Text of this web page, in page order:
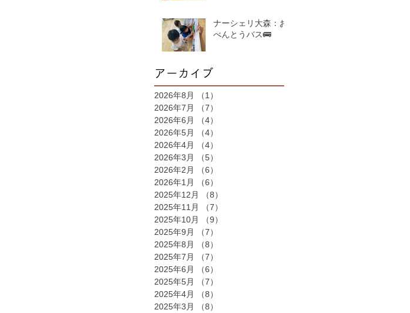
ナーシェリ大森：お
べんとうバス🚌
アーカイブ
2026年8月 （1）
2026年7月
（7）
2026年6月
（4）
2026年5月
（4）
2026年4月
（4）
2026年3月
（5）
2026年2月
（6）
2026年1月
（6）
2025年12月
（8）
2025年11月
（7）
2025年10月
（9）
2025年9月
（7）
2025年8月
（8）
2025年7月
（7）
2025年6月
（6）
2025年5月
（7）
2025年4月
（8）
2025年3月
（8）